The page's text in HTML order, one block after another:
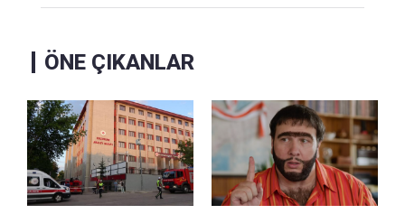
ÖNE ÇIKANLAR